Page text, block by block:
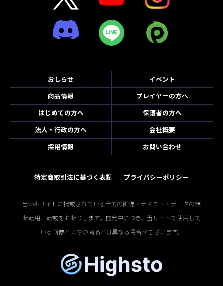
おしらせ
イベント
商品情報
プレイヤーの方へ
はじめての方へ
保護者の方へ
法人・行政の方へ
会社概要
採用情報
お問い合わせ
特定商取引法に基づく表記 プライバシーポリシー
当webサイトに掲載されている全ての画像・テキスト・データの無
断転用、転載をお断りします。開発中につき、当サイトで使用して
いる画像と実際の商品とは異なる場合がございます。